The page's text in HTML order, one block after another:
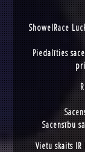
ShowelRace
Piedalīties
Sacensību
Vietu skaits IR